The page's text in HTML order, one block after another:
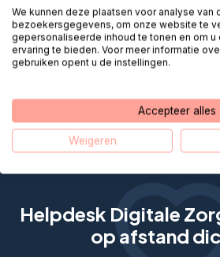
Kan ik zelf een Karify
videobellen. Wat moet ik doen?
Helpdesk Digitale
op afstand
We kunnen deze plaatsen voor analyse van
bezoekersgegevens, om onze website te
gepersonaliseerde inhoud te tonen en om
ervaring te bieden. Voor meer informatie
gebruiken opent u de instellingen.
Accepteer alles
Weigeren